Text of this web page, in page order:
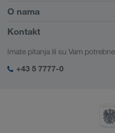
Portal za klijente CONNECT
Digitalna rešenja
Rešenja za industriju
Evropa
Kavkaz
Centralna Azija
Bliski Istok
O nama
Informacije o preduzeću
Društvena odgovornost
SHEQ menadžment
Kontakt
Imate pitanja ili su Vam
+43 5 7777-0